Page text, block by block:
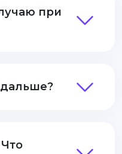
при
дальше?